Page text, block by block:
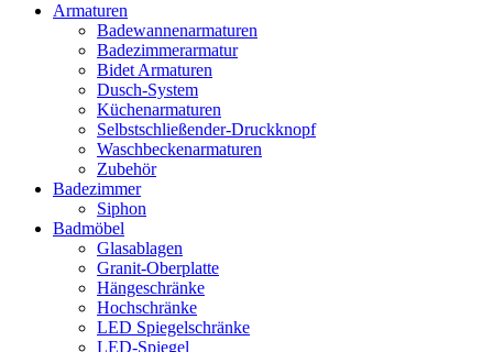
Armaturen
Badewannenarmaturen
Badezimmerarmatur
Bidet Armaturen
Dusch-System
Küchenarmaturen
Selbstschließender-Druckknopf
Waschbeckenarmaturen
Zubehör
Badezimmer
Siphon
Badmöbel
Glasablagen
Granit-Oberplatte
Hängeschränke
Hochschränke
LED Spiegelschränke
LED-Spiegel